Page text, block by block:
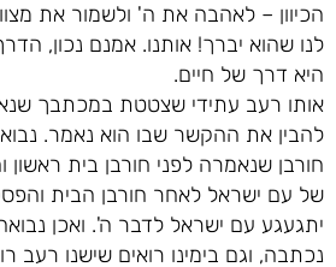
הכיוון – לאהבה את ה' ולשמור את
לנו שהוא יברך! אותנו. אמנם נכון,
היא דרך של חיים.
אותו רעב עתידי שצטטת במכתבך
להבין את ההקשר שבו הוא נאמר.
חורבן שנאמרה לפני חורבן בית
של עם ישראל לאחר חורבן הבית
יתגעגע עם ישראל לדבר ה'. ואכן
נכתבה, וגם בימינו רואים שישנו רעב